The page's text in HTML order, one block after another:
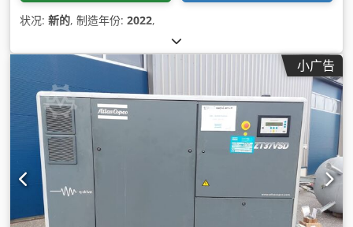
状况: 新的, 制造年份: 2022,
小广告